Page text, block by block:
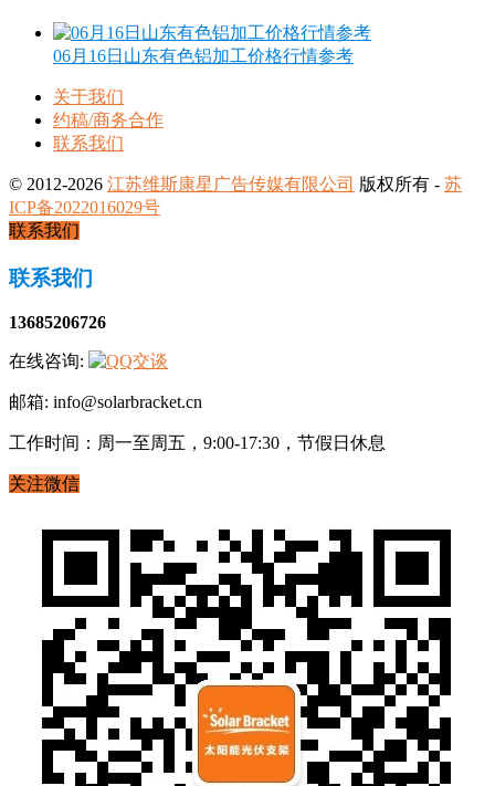
06月16日山东有色铝加工价格行情参考
关于我们
约稿/商务合作
联系我们
© 2012-2026 江苏维斯康星广告传媒有限公司 版权所有 - 苏
ICP备2022016029号
联系我们
联系我们
13685206726
在线咨询:
邮箱: info@solarbracket.cn
工作时间：周一至周五，9:00-17:30，节假日休息
关注微信